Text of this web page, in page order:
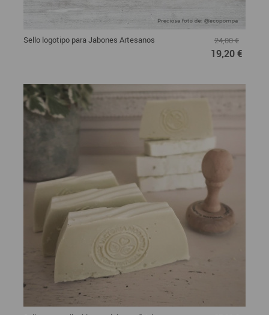
Sello logotipo para Jabones Artesanos 24,00 €
19,20 €